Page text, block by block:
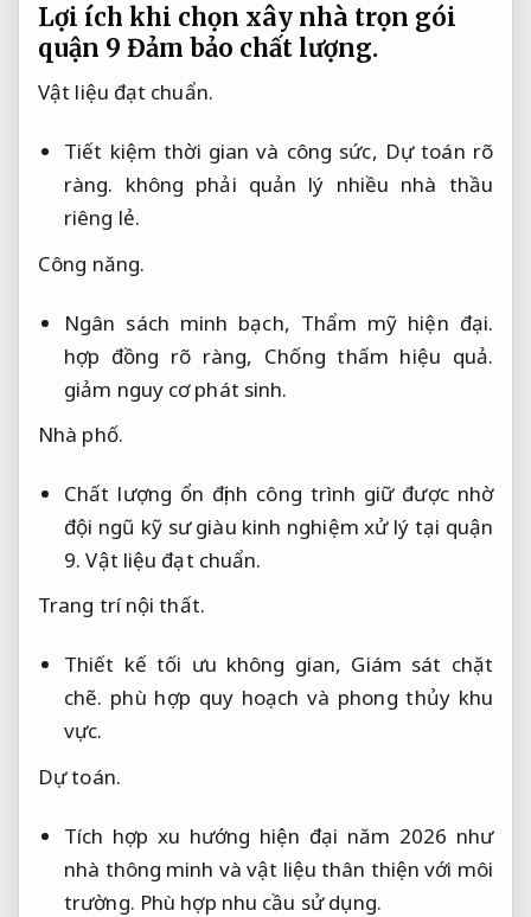
Lợi ích khi chọn xây nhà trọn gói
quận 9 Đảm bảo chất lượng.
Vật liệu đạt chuẩn.
Tiết kiệm thời gian và công sức, Dự toán rõ
ràng. không phải quản lý nhiều nhà thầu
riêng lẻ.
Công năng.
Ngân sách minh bạch, Thẩm mỹ hiện đại.
hợp đồng rõ ràng, Chống thấm hiệu quả.
giảm nguy cơ phát sinh.
Nhà phố.
Chất lượng ổn định công trình giữ được nhờ
đội ngũ kỹ sư giàu kinh nghiệm xử lý tại quận
9.Vật liệu đạt chuẩn.
Trang trí nội thất.
Thiết kế tối ưu không gian, Giám sát chặt
chẽ. phù hợp quy hoạch và phong thủy khu
vực.
Dự toán.
Tích hợp xu hướng hiện đại năm 2026 như
nhà thông minh và vật liệu thân thiện với môi
trường. Phù hợp nhu cầu sử dụng.